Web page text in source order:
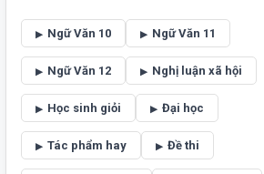
Ngữ Văn 10 Ngữ Văn 11
Ngữ Văn 12 Nghị luận xã hội
Học sinh giỏi Đại học
Tác phẩm hay Đề thi